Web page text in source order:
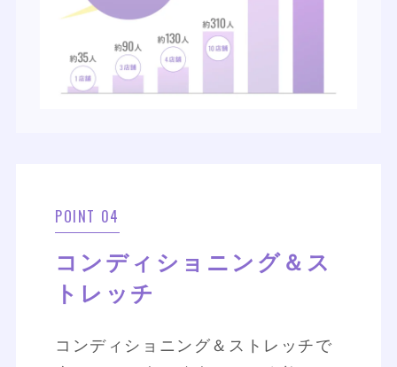
POINT 04
コンディショニング＆ス
トレッチ
コンディショニング＆ストレッチで